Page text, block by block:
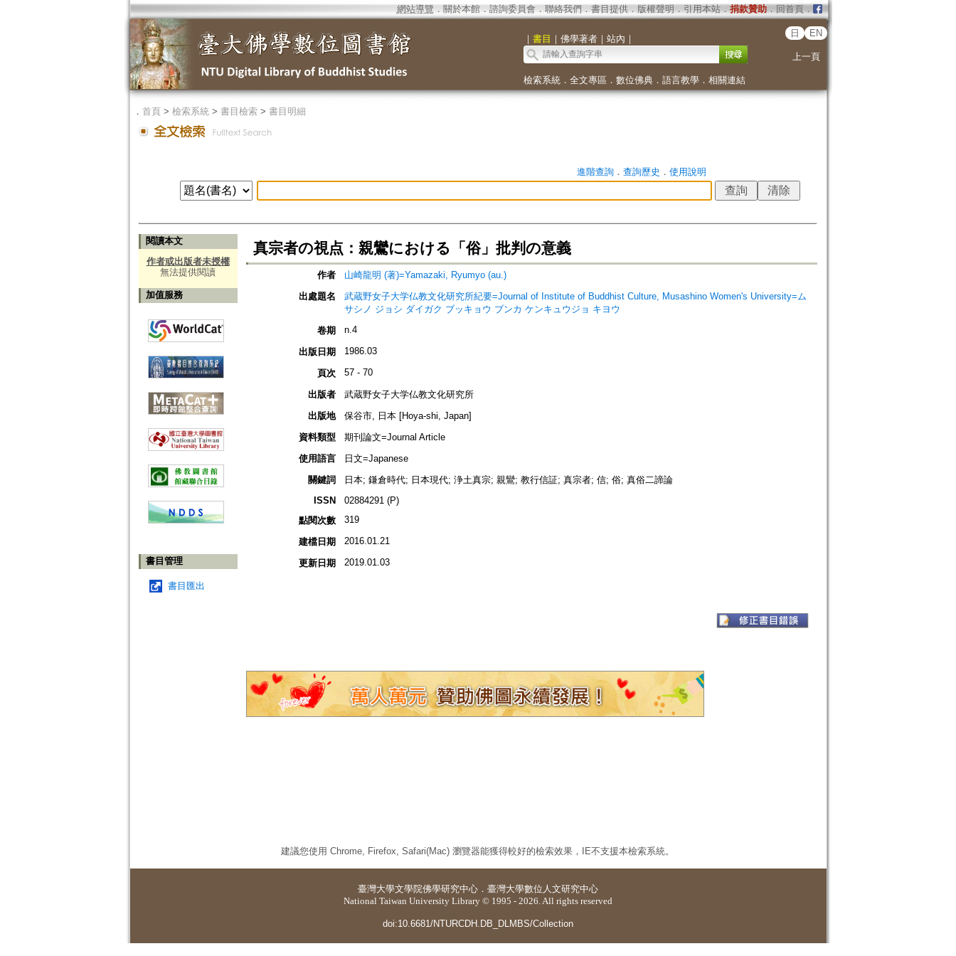
網站導覽 ． 關於本館． 諮詢委員會． 聯絡我們 ． 書目提供． 版權聲明 ． 引用本站． 捐款贊助．回首頁．
｜ 書目 ｜ 佛學著者｜ 站內 ｜
日 EN
上一頁
檢索系統． 全文專區 ． 數位佛典． 語言教學． 相關連結
． 首頁> 檢索系統> 書目檢索> 書目明細
進階查詢． 查詢歷史 ． 使用說明
閱讀本文
作者或出版者未授權
無法提供閱讀
加值服務
書目管理
書目匯出
真宗者の視点：親鸞における「俗」批判の意義
作者
山崎龍明 (著)=Yamazaki, Ryumyo (au.)
出處題名
武蔵野女子大学仏教文化研究所紀要=Journal of Institute of Buddhist Culture, Musashino Women's University=ム
サシノ ジョシ ダイガク ブッキョウ ブンカ ケンキュウジョ キヨウ
卷期
n.4
出版日期 1986.03
頁次 57 - 70
出版者
武蔵野女子大学仏教文化研究所
出版地
保谷市, 日本 [Hoya-shi, Japan]
資料類型
期刊論文=Journal Article
使用語言
日文=Japanese
關鍵詞
日本; 鎌倉時代; 日本現代; 浄土真宗; 親鸞; 教行信証; 真宗者; 信; 俗; 真俗二諦論
ISSN
02884291 (P)
點閱次數
319
建檔日期 2016.01.21
更新日期 2019.01.03
建議您使用 Chrome, Firefox, Safari(Mac) 瀏覽器能獲得較好的檢索效果，IE不支援本檢索系統。
臺灣大學文學院佛學研究中心 ． 臺灣大學數位人文研究中心
National Taiwan University Library © 1995 - 2026. All rights reserved
doi:10.6681/NTURCDH.DB_DLMBS/Collection